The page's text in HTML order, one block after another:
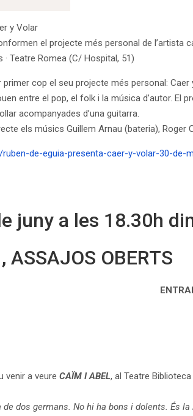
y Volar
el projecte més personal de l’artista
· Teatre Romea (C/ Hospital, 51)
primer cop el seu projecte més personal:
entre el pop, el folk i la música d’autor. El
acompanyades d’una guitarra.
els músics Guillem Arnau (bateria), Roger
de-eguia-presenta-caer-y-volar-30-de-
juny a les 18.30h
ASSAJOS OBERTS
venir a veure CAÏM I ABEL, al Teatre
dos germans. No hi ha bons i dolents. És